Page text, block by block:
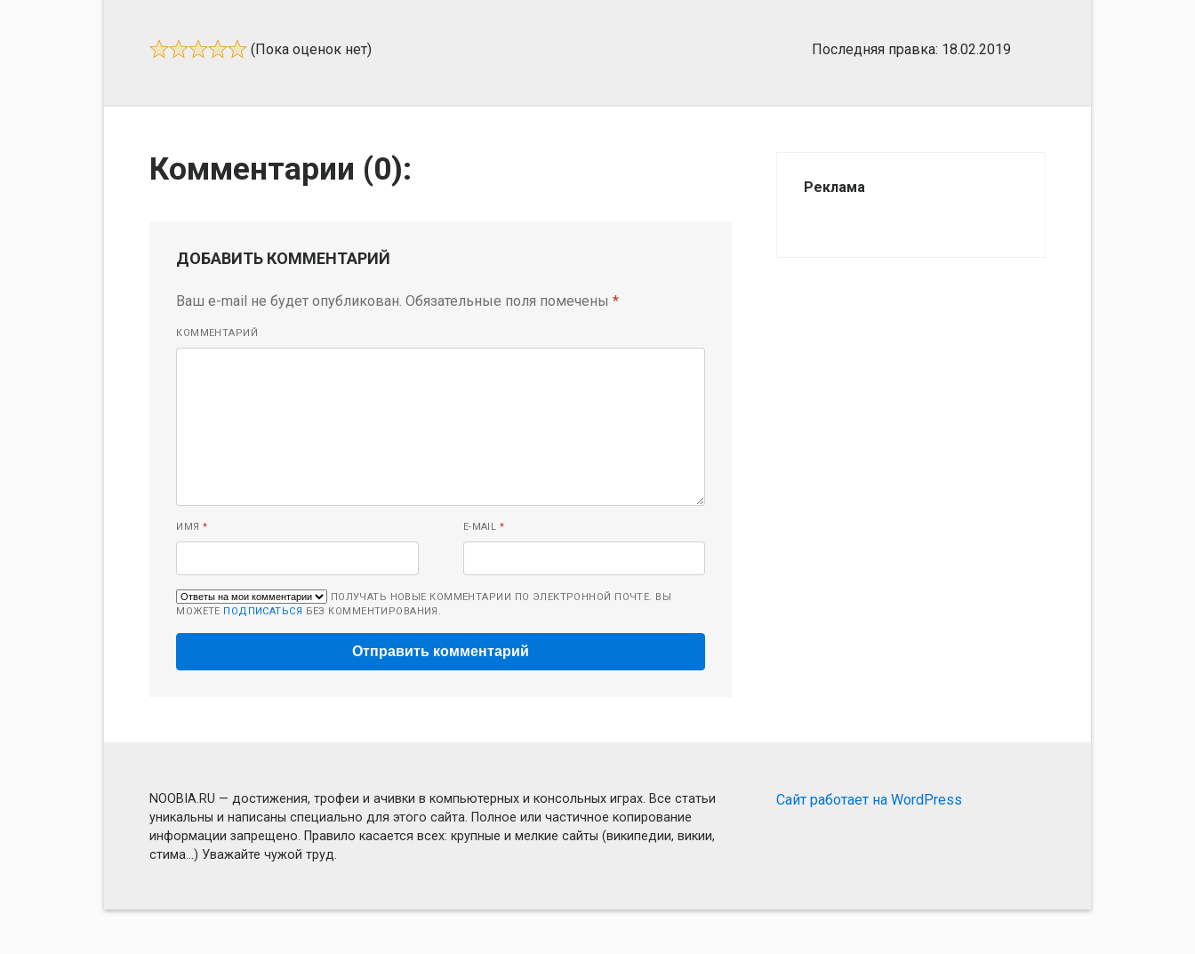
(Пока оценок нет) Последняя правка: 18.02.2019
Комментарии (0):
ДОБАВИТЬ КОММЕНТАРИЙ
Ваш e-mail не будет опубликован. Обязательные поля помечены*
КОММЕНТАРИЙ
ИМЯ * E-MAIL *
ПОЛУЧАТЬ НОВЫЕ КОММЕНТАРИИ ПО ЭЛЕКТРОННОЙ ПОЧТЕ. ВЫ
МОЖЕТЕ ПОДПИСАТЬСЯ БЕЗ КОММЕНТИРОВАНИЯ.
Реклама
NOOBIA.RU — достижения, трофеи и ачивки в компьютерных и консольных играх. Все статьи
уникальны и написаны специально для этого сайта. Полное или частичное копирование
информации запрещено. Правило касается всех: крупные и мелкие сайты (википедии, викии,
стима...) Уважайте чужой труд.
Сайт работает на WordPress